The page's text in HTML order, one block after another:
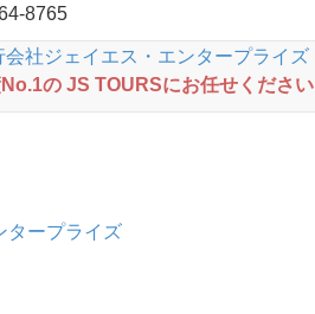
8765
の JS TOURSにお任せください
タープライズ